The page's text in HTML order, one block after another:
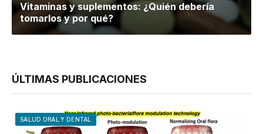
Vitaminas y suplementos: ¿Quién debería
tomarlos y por qué?
ÚLTIMAS PUBLICACIONES
SALUD ORAL Y DENTAL